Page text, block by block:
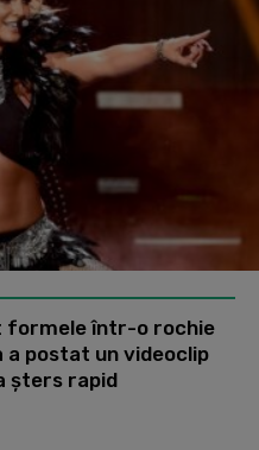
formele într-o rochie
postat un videoclip
șters rapid